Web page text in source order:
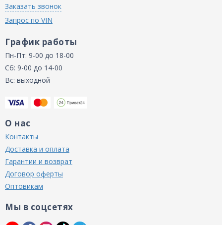
Заказать звонок
Запрос по VIN
График работы
Пн-Пт: 9-00 до 18-00
Сб: 9-00 до 14-00
Вс: выходной
О нас
Контакты
Доставка и оплата
Гарантии и возврат
Договор оферты
Оптовикам
Мы в соцсетях